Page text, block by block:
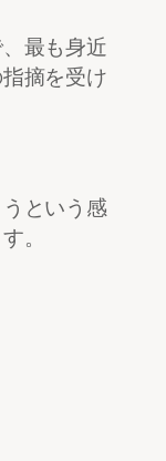
最も身近
摘を受け
という感
。